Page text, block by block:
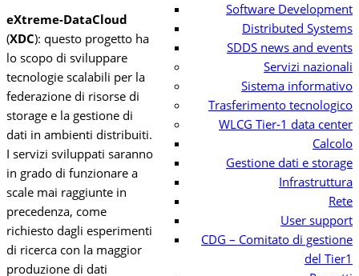
Software Development
Distributed Systems
SDDS news and events
Servizi nazionali
Sistema informativo
Trasferimento tecnologico
WLCG Tier-1 data center
Calcolo
Gestione dati e storage
Infrastruttura
Rete
User support
CDG – Comitato di gestione
del Tier1
eXtreme-DataCloud
(XDC): questo progetto ha
lo scopo di sviluppare
tecnologie scalabili per la
federazione di risorse di
storage e la gestione di
dati in ambienti distribuiti.
I servizi sviluppati saranno
in grado di funzionare a
scale mai raggiunte in
precedenza, come
richiesto dagli esperimenti
di ricerca con la maggior
produzione di dati